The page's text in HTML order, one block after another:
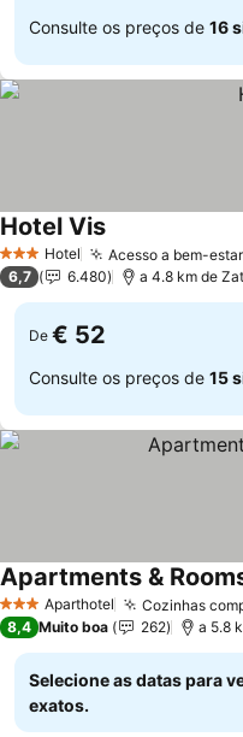
Consulte os preços de 16
3 EstrelasHotel Acesso a bem-
Hotel VisVer preços
6,7 6.480 a 4.8 km de
De € 52
Consulte os preços de 15
3 EstrelasAparthotel Cozinhas
Apartments &
8,4 Muito boa 262 a 5.8
Selecione as datas para
exatos.